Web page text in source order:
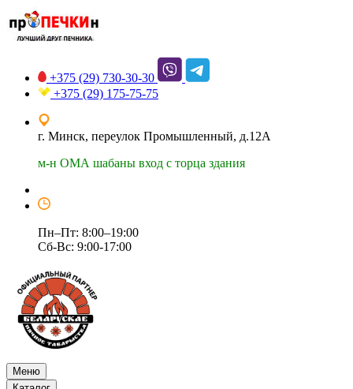
+375 (29) 730-30-30
+375 (29) 175-75-75
г. Минск, переулок Промышленный, д.12А
м-н ОМА шабаны вход с торца здания
Пн–Пт: 8:00–19:00
Сб-Вс: 9:00-17:00
Меню